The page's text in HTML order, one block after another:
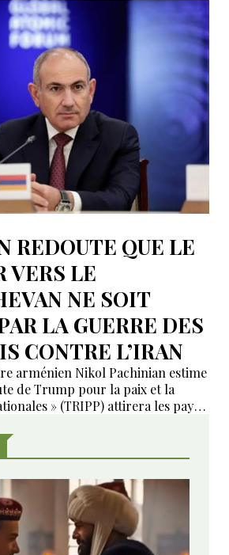
REDOUTE QUE LE
VERS LE
NE SOIT
LA GUERRE DES
CONTRE L’IRAN
arménien Nikol Pachinian estime
de Trump pour la paix et la
» (TRIPP) attirera les pays
pourrait entraver sa mise en